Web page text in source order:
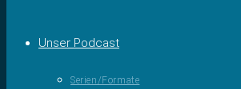
Unser Podcast
Serien/Formate